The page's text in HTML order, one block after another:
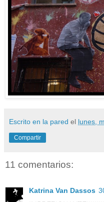
Escrito en la pared el lunes,
Compartir
11 comentarios:
Katrina Van Dassos